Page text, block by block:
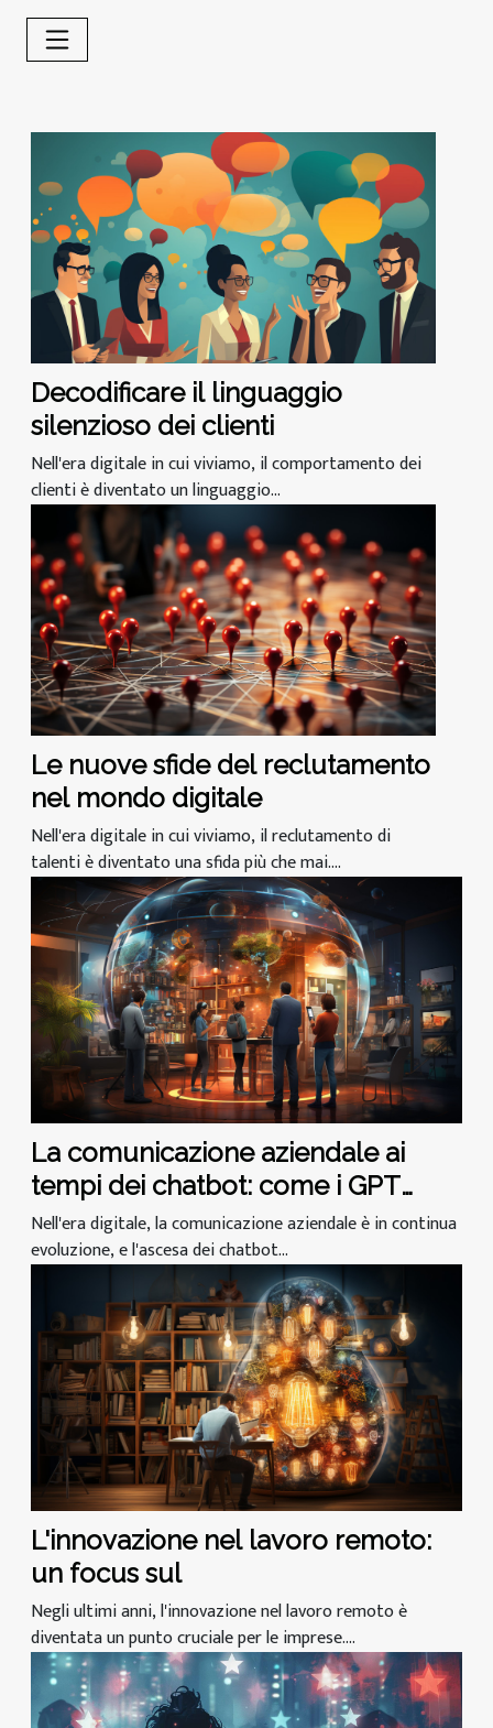
La comunicazione aziendale ai
tempi dei chatbot: come i GPT
stanno cambiando il gioco
Nell'era digitale, la comunicazione aziendale è in continua
evoluzione, e l'ascesa dei chatbot...
L'innovazione nel lavoro remoto:
un focus sul
Negli ultimi anni, l'innovazione nel lavoro remoto è
diventata un punto cruciale per le imprese....
Decodificare il linguaggio
silenzioso dei clienti
Nell'era digitale in cui viviamo, il comportamento dei
clienti è diventato un linguaggio...
Le nuove sfide del reclutamento
nel mondo digitale
Nell'era digitale in cui viviamo, il reclutamento di
talenti è diventato una sfida più che mai....